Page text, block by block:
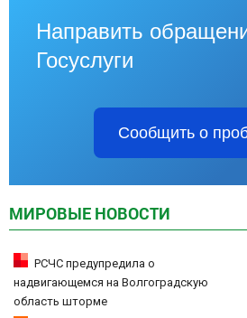
Направить
Госуслуги
Сообщить о
МИРОВЫЕ НОВОСТИ
РСЧС предупредила о
надвигающемся на Волгоградскую
область шторме